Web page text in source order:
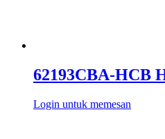
62193CBA-HCB
Login untuk memesan